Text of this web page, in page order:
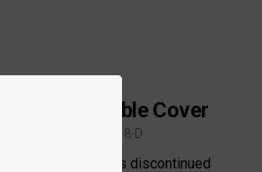
Hudson Table Cover
Artikkelnr. 3908-418-D
Product information
The product is discontinued